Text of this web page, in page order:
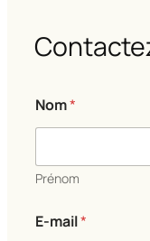
Nom*
Prénom
E-mail*